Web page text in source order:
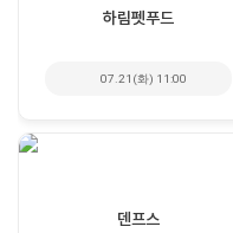
하림펫푸드
07.21(화) 11:00
덴프스